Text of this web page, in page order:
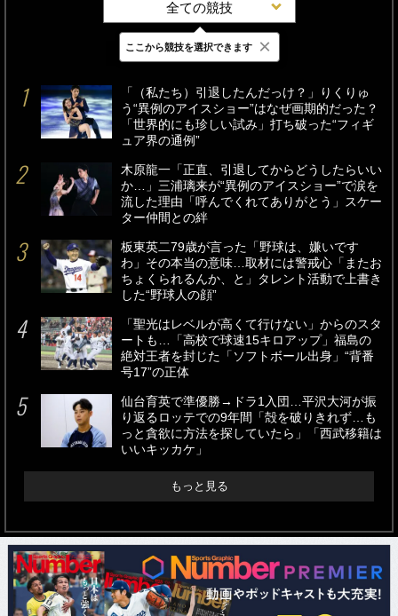
全ての競技
最新 24時間 週間
「（私たち）引退したんだっけ？」りくりゅ
う“異例のアイスショー”はなぜ画期的だった？
「世界的にも珍しい試み」打ち破った“フィギ
ュア界の通例”
木原龍一「正直、引退してからどうしたらいい
か…」三浦璃来が“異例のアイスショー”で涙を
流した理由「呼んでくれてありがとう」スケー
ター仲間との絆
板東英二79歳が言った「野球は、嫌いです
わ」その本当の意味…取材には警戒心「またお
ちょくられるんか、と」タレント活動で上書き
した“野球人の顔”
「聖光はレベルが高くて行けない」からのスタ
ートも…「高校で球速15キロアップ」福島の
絶対王者を封じた「ソフトボール出身」“背番
号17”の正体
仙台育英で準優勝→ドラ1入団…平沢大河が振
り返るロッテでの9年間「殻を破りきれず…も
っと貪欲に方法を探していたら」「西武移籍は
いいキッカケ」
もっと見る
ここから競技を選択できます ×